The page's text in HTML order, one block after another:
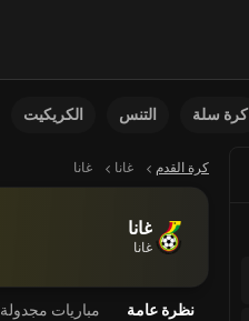
كرة سلة التنس الكريكيت
كرة القدم غانا غانا
غانا
غانا
نظرة عامة مباريات مجدولة